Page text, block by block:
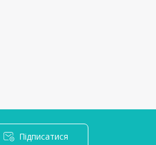
Підписатися